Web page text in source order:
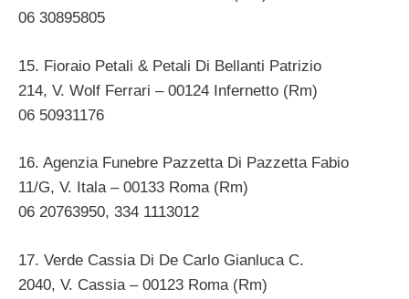
06 30895805
15. Fioraio Petali & Petali Di Bellanti Patrizio
214, V. Wolf Ferrari – 00124 Infernetto (Rm)
06 50931176
16. Agenzia Funebre Pazzetta Di Pazzetta Fabio
11/G, V. Itala – 00133 Roma (Rm)
06 20763950, 334 1113012
17. Verde Cassia Di De Carlo Gianluca C.
2040, V. Cassia – 00123 Roma (Rm)